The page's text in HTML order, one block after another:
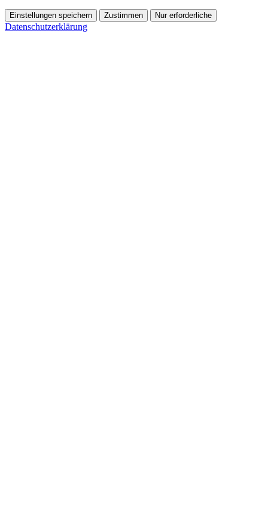
Einstellungen speichern Zustimmen Nur erforderliche
Datenschutzerklärung